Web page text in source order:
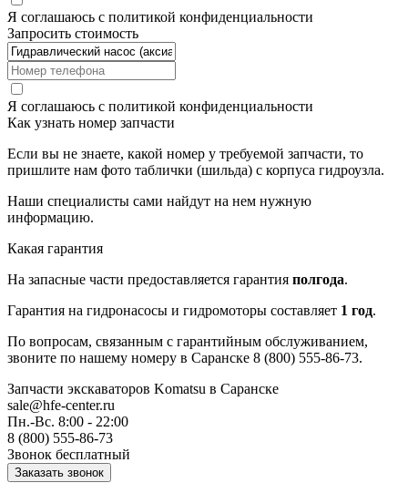
Я соглашаюсь с политикой конфиденциальности
Запросить стоимость
Я соглашаюсь с политикой конфиденциальности
Как узнать номер запчасти
Если вы не знаете, какой номер у требуемой запчасти, то
пришлите нам фото таблички (шильда) с корпуса гидроузла.
Наши специалисты сами найдут на нем нужную
информацию.
Какая гарантия
На запасные части предоставляется гарантия полгода.
Гарантия на гидронасосы и гидромоторы составляет 1 год.
По вопросам, связанным с гарантийным обслуживанием,
звоните по нашему номеру в Саранске 8 (800) 555-86-73.
Запчасти экскаваторов Komatsu в Саранске
sale@hfe-center.ru
Пн.-Вс. 8:00 - 22:00
8 (800) 555-86-73
Звонок бесплатный